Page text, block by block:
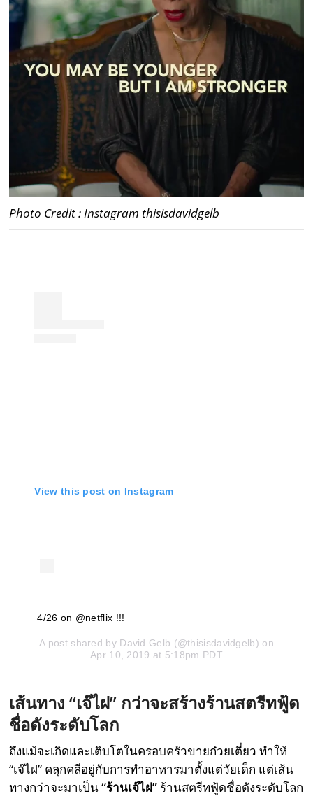
Photo Credit : Instagram thisisdavidgelb
View this post on Instagram
4/26 on @netflix !!!
A post shared by David Gelb (@thisisdavidgelb) on
Apr 10, 2019 at 5:18pm PDT
เส้นทาง “เจ๊ไฝ” กว่าจะสร้างร้านสตรีทฟู้ด
ชื่อดังระดับโลก
ถึงแม้จะเกิดและเติบโตในครอบครัวขายก๋วยเตี๋ยว ทำให้
“เจ๊ไฝ” คลุกคลีอยู่กับการทำอาหารมาตั้งแต่วัยเด็ก แต่เส้น
ทางกว่าจะมาเป็น“ร้านเจ๊ไฝ” ร้านสตรีทฟู้ดชื่อดังระดับโลก